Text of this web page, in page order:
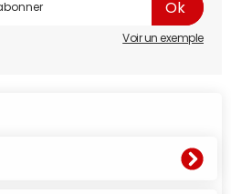
Voir un exemple